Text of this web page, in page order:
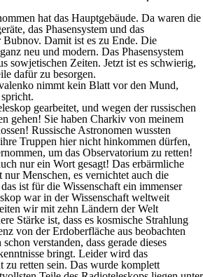
hat das Hauptgebäude. Da waren die
das Phasensystem und das
Damit ist es zu Ende. Die
neu und modern. Das Phasensystem
sowjetischen Zeiten. Jetzt ist es schwierig,
dafür zu besorgen.
nimmt kein Blatt vor den Mund,
gearbeitet, und wegen der russischen
gehen! Sie haben Charkiv von meinem
Russische Astronomen wussten
Truppen hier nicht hinkommen dürfen,
um das Observatorium zu retten!
nur ein Wort gesagt! Das erbärmliche
Menschen, es vernichtet auch die
ist für die Wissenschaft ein immenser
war in der Wissenschaft weltweit
wir mit zehn Ländern der Welt
Stärke ist, dass es kosmische Strahlung
von der Erdoberfläche aus beobachten
verstanden, dass gerade dieses
bringt. Leider wird das
zu retten sein. Das wurde komplett